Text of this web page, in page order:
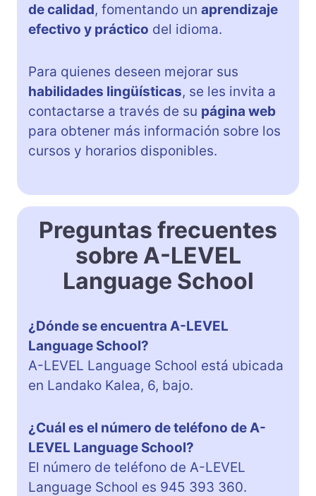
de calidad, fomentando un aprendizaje
efectivo y práctico del idioma.
Para quienes deseen mejorar sus
habilidades lingüísticas, se les invita a
contactarse a través de su página web
para obtener más información sobre los
cursos y horarios disponibles.
Preguntas frecuentes
sobre A-LEVEL
Language School
¿Dónde se encuentra A-LEVEL
Language School?
A-LEVEL Language School está ubicada
en Landako Kalea, 6, bajo.
¿Cuál es el número de teléfono de A-
LEVEL Language School?
El número de teléfono de A-LEVEL
Language School es 945 393 360.